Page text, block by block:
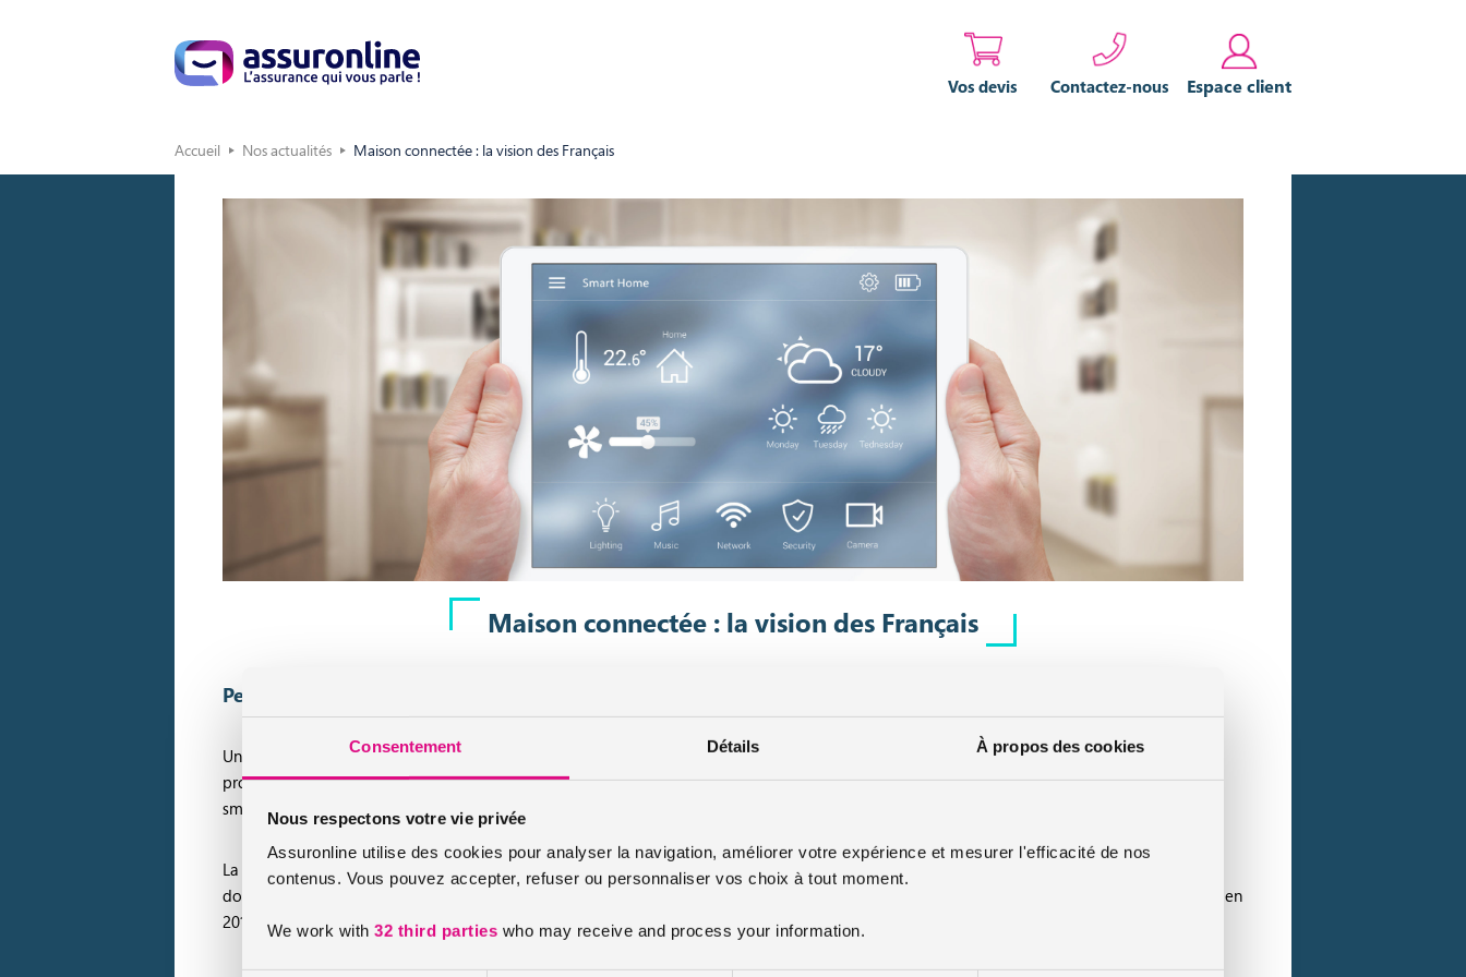
Consentement Détails À propos des cookies
Nous respectons votre vie privée
Assuronline utilise des cookies pour analyser la navigation, améliorer votre expérience et mesurer l'efficacité de nos
contenus. Vous pouvez accepter, refuser ou personnaliser vos choix à tout moment.
We work with 32 third parties who may receive and process your information.
Vos devis Contactez-nous Espace client
Accueil Nos actualités Maison connectée : la vision des Français
Maison connectée : la vision des Français
Peu de français souhaitent investir dans les objets connectés à la maison
Une maison connectée est une habitation dont certains appareils sont orchestrés et pilotés grâce à une connexion internet afin d’être
programmés et contrôlés selon vos habitudes et/ou vos déplacements. Ces objets peuvent également être programmés à distance (via votre
smartphone lorsque vous n’êtes plus chez vous).
La maison connectée intéresse-t-elle les Français ? Pas vraiment si l’on en croit l’étude du Cabinet Context et de la Fédération Française de
domotique qui révèle que seuls 10.8% des foyers français envisagent d’acheter des produits domotiques, des objets connectés pour la maison, en
2016.